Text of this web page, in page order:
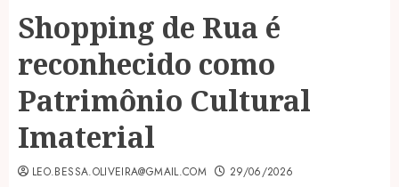
Shopping de Rua é
reconhecido como
Patrimônio Cultural
Imaterial
LEO.BESSA.OLIVEIRA@GMAIL.COM 29/06/2026